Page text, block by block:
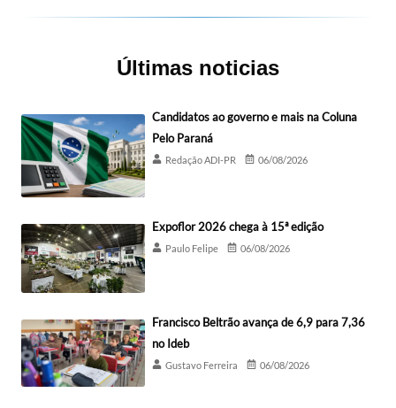
Últimas noticias
Candidatos ao governo e mais na Coluna
Pelo Paraná
Redação ADI-PR 06/08/2026
Expoflor 2026 chega à 15ª edição
Paulo Felipe 06/08/2026
Francisco Beltrão avança de 6,9 para 7,36
no Ideb
Gustavo Ferreira 06/08/2026